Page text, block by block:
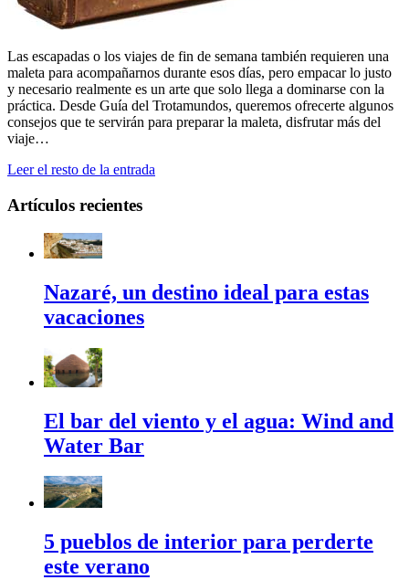
Las escapadas o los viajes de fin de semana también requieren una
maleta para acompañarnos durante esos días, pero empacar lo justo
y necesario realmente es un arte que solo llega a dominarse con la
práctica. Desde Guía del Trotamundos, queremos ofrecerte algunos
consejos que te servirán para preparar la maleta, disfrutar más del
viaje…
Leer el resto de la entrada
Artículos recientes
Nazaré, un destino ideal para estas
vacaciones
El bar del viento y el agua: Wind and
Water Bar
5 pueblos de interior para perderte
este verano